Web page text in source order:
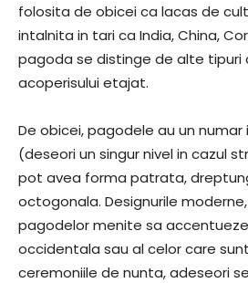
folosita de obicei ca lacas de
intalnita in tari ca India, China,
pagoda se distinge de alte
acoperisului etajat.
De obicei, pagodele au un numar
(deseori un singur nivel in cazul
pot avea forma patrata,
octogonala. Designurile
pagodelor menite sa
occidentala sau al celor care
ceremoniile de nunta, adeseori